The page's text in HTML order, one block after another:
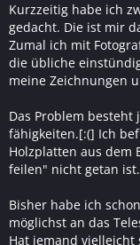
Kurzzeitig habe ich
gedacht. Die ist mir
Zumal ich mit
die übliche
meine Zeichnungen
Das Problem
fähigkeiten.[:(] Ich
Holzplatten aus dem
feilen" nicht getan ist.
Bisher habe ich
möglichst an das
Hat jemand vielleicht